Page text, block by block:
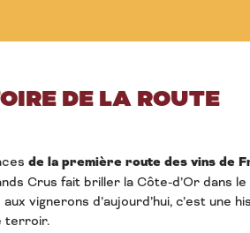
DE LA ROUTE
de la première route des vins de
Crus fait briller la Côte-d’Or dans le
vignerons d’aujourd’hui, c’est une
terroir.